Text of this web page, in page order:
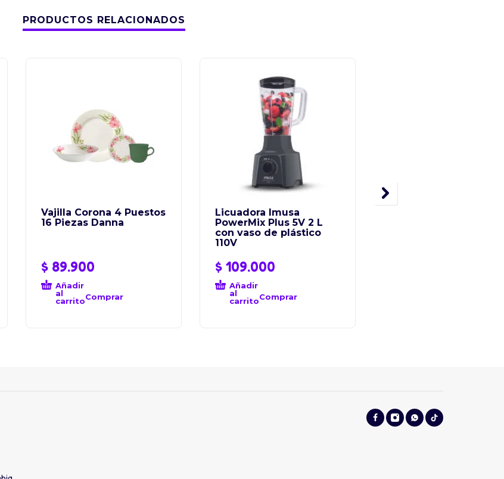
PRODUCTOS RELACIONADOS
Vajilla Corona 4 Puestos
16 Piezas Danna
$ 89.900
Añadir
al
carritoComprar
Licuadora Imusa
PowerMix Plus 5V 2 L
con vaso de plástico
110V
$ 109.000
Añadir
al
carritoComprar